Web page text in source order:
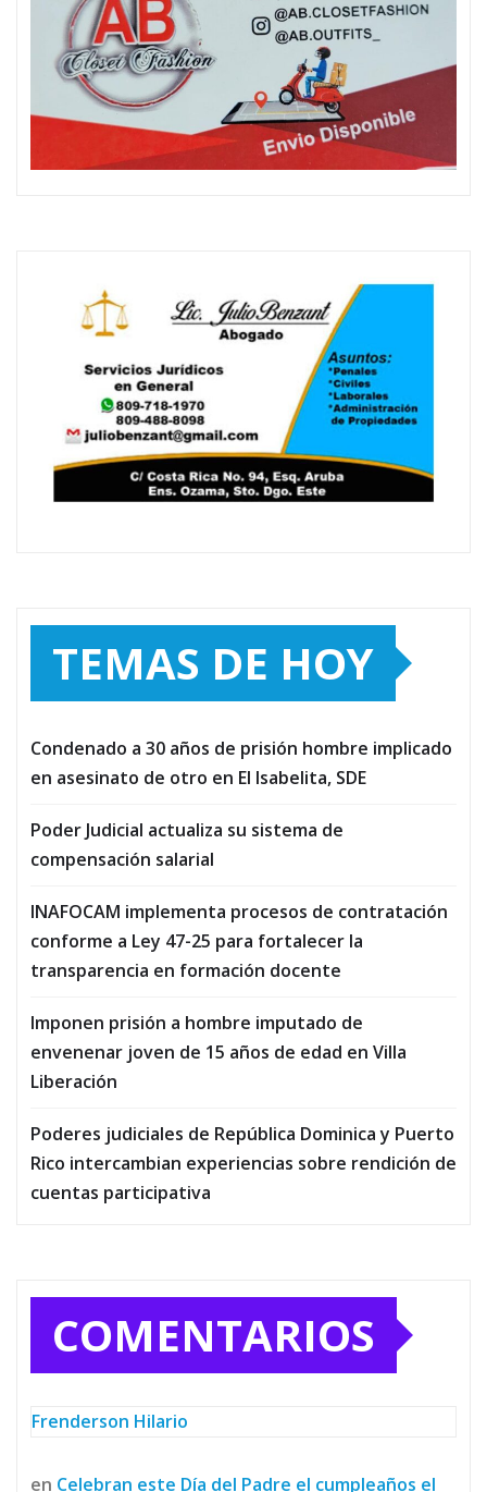
TEMAS DE HOY
Condenado a 30 años de prisión hombre implicado
en asesinato de otro en El Isabelita, SDE
Poder Judicial actualiza su sistema de
compensación salarial
INAFOCAM implementa procesos de contratación
conforme a Ley 47-25 para fortalecer la
transparencia en formación docente
Imponen prisión a hombre imputado de
envenenar joven de 15 años de edad en Villa
Liberación
Poderes judiciales de República Dominica y Puerto
Rico intercambian experiencias sobre rendición de
cuentas participativa
COMENTARIOS
Frenderson Hilario
en Celebran este Día del Padre el cumpleaños el